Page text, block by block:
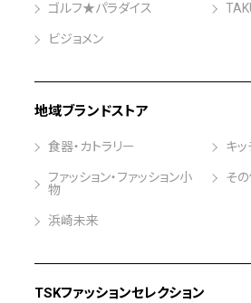
ゴルフ★パラダイス
ビジョメン
地域ブランドストア
食器・カトラリー キッ
ファッション・ファッション小
物
そ
浜崎未来
TSKファッションセレクション